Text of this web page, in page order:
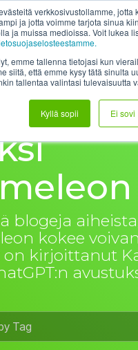
verkkosivustollamme, jotta
ja jotta voimme tarjota sinua
ja muissa medioissa. Voit lukea
emme tallenna tietojasi kun
siitä, että emme kysy tätä sinulta
tallentaa valintasi tulevaisuutta
Kyllä sopii Ei sovi
status Help Center
blogeja
kokee
on kirjoittanut